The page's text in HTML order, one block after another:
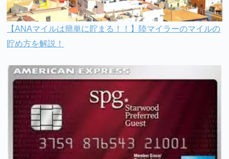
【ANAマイルは簡単に貯まる！！】陸マイラーのマイルの
貯め方を解説！